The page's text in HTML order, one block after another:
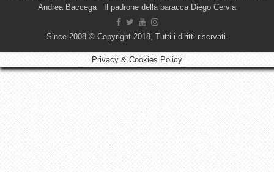
Andrea Baccega Il padrone della baracca Diego Cervia
Since 2008 © Copyright 2018, Tutti i diritti riservati.
Privacy & Cookies Policy